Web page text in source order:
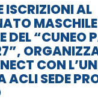
ISCRIZIONI AL
MASCHILE
DEL “CUNEO
CON
ACLI SEDE